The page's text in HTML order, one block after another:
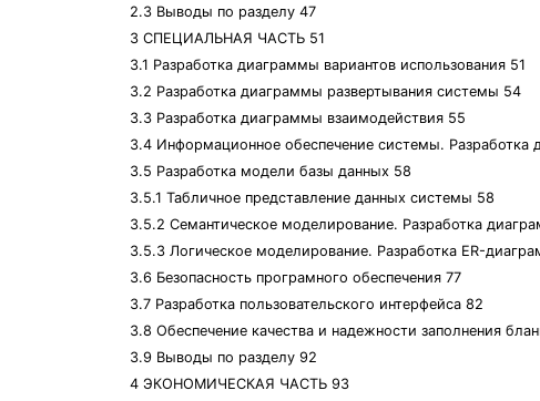
2.3 Выводы по разделу 47
3 СПЕЦИАЛЬНАЯ ЧАСТЬ 51
3.1 Разработка диаграммы вариантов использования 51
3.2 Разработка диаграммы развертывания системы 54
3.3 Разработка диаграммы взаимодействия 55
3.4 Информационное обеспечение системы. Разработка
3.5 Разработка модели базы данных 58
3.5.1 Табличное представление данных системы 58
3.5.2 Семантическое моделирование. Разработка
3.5.3 Логическое моделирование. Разработка ER-
3.6 Безопасность програмного обеспечения 77
3.7 Разработка пользовательского интерфейса 82
3.8 Обеспечение качества и надежности заполнения
3.9 Выводы по разделу 92
4 ЭКОНОМИЧЕСКАЯ ЧАСТЬ 93